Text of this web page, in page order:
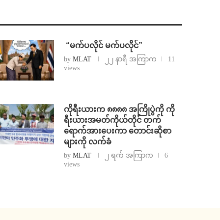
⁨ ⁨“မက်ပလိုင် မက်ပလိုင်”
byMLAT ၂၂ နာရီ အကြာက
11
views
ကိုရီးယားက ၈၈၈၈ အကြိုပွဲကို ကို
ရီးယားအမတ်ကိုယ်တိုင် တက်
ရောက်အားပေးကာ တောင်းဆိုစာ
များကို လက်ခံ
byMLAT ၂ ရက် အကြာက
6
views